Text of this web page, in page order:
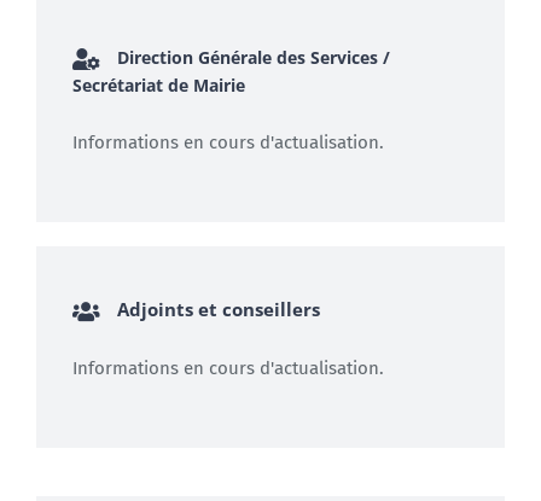
Direction Générale des Services /
Secrétariat de Mairie
Informations en cours d'actualisation.
Adjoints et conseillers
Informations en cours d'actualisation.